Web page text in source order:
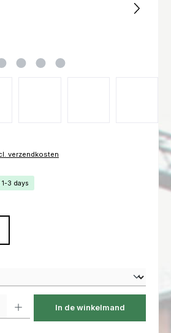
verzendkosten
3 days
de gewenste hoeveelheid in of gebruik de
In de winkelmand